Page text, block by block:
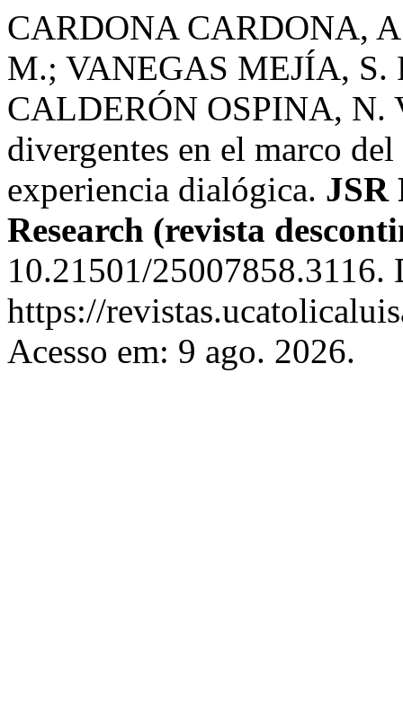
CARDONA CARDONA,
M.; VANEGAS MEJÍA,
CALDERÓN OSPINA, N.
divergentes en el marco
experiencia dialógica. JSR
Research (revista
10.21501/25007858.3116.
https://
Acesso em: 9 ago. 2026.